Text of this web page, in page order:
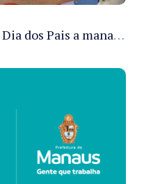
Renato Junior deseja feliz Dia dos Pais a manauaras e detalha preparo dos cemitérios municipais